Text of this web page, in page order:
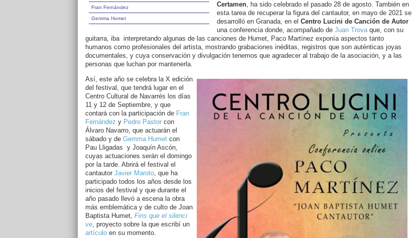
Fran Fernández
Gemma Humet
Certamen, ha sido celebrado el pasado 28 de agosto. También en
esta tarea de recuperar la figura del cantautor, en mayo de 2021 se
desarrolló en Granada, en el Centro Lucini de Canción de Autor
una conferencia donde, acompañado de Juan Trovaque, con su
guitarra, iba interpretando algunas de las canciones de Humet, Paco Martínez exponía aspectos tanto
humanos como profesionales del artista, mostrando grabaciones inéditas, registros que son auténticas joyas
documentales, y cuya conservación y divulgación tenemos que agradecer al trabajo de la asociación, y a las
personas que luchan por mantenerla.
Así, este año se celebra la X edición
del festival, que tendrá lugar en el
Centro Cultural de Navarrés los días
11 y 12 de Septiembre, y que
contará con la participación de Fran
Fernández y Pedro Pastorcon
Álvaro Navarro, que actuarán el
sábado y de Gemma Humetcon
Pau Lligadas y Joaquín Ascón,
cuyas actuaciones serán el domingo
por la tarde. Abrirá el festival el
cantautor Javier Maroto, que ha
participado todos los años desde los
inicios del festival y que durante el
año pasado llevó a escena la obra
más emblemática y de culto de Joan
Baptista Humet, Fins que el silenci
ve, proyecto sobre la que escribí un
artículoen su momento.